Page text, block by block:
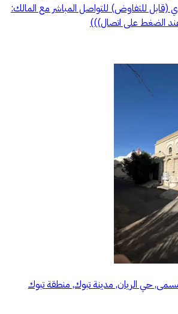
سعودي (قابل للتفاوض) للتواصل المباشر مع المالك:
الضغط على اتصال)))
حي الريان, مدينة تبوك, منطقة تبوك